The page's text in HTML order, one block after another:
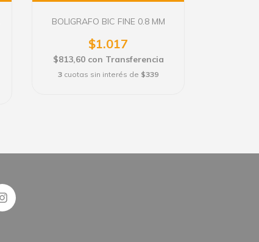
BOLIGRAFO BIC FINE 0.8 MM
$1.017
$813,60 con Transferencia
3 cuotas sin interés de $339